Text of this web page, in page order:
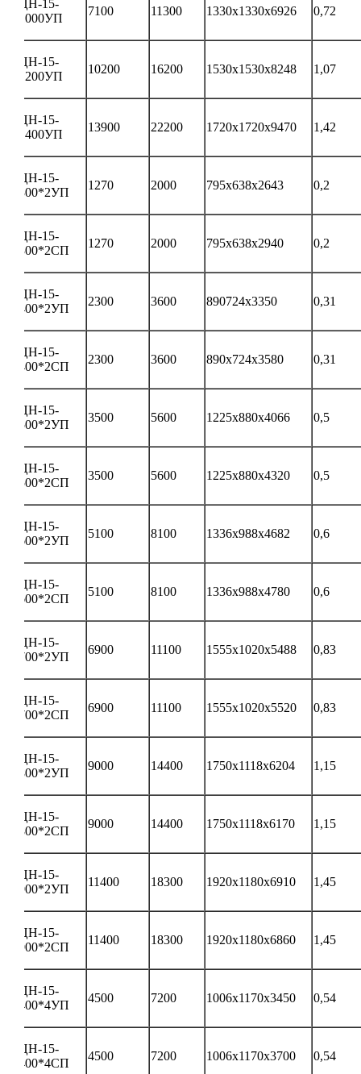
ЦН-15-
1000УП
7100 11300 1330х1330х6926 0,72
ЦН-15-
1200УП
10200 16200 1530х1530х8248 1,07
ЦН-15-
1400УП
13900 22200 1720х1720х9470 1,42
ЦН-15-
300*2УП
1270 2000 795х638х2643 0,2
ЦН-15-
300*2СП
1270 2000 795х638х2940 0,2
ЦН-15-
400*2УП
2300 3600 890724х3350 0,31
ЦН-15-
400*2СП
2300 3600 890х724х3580 0,31
ЦН-15-
500*2УП
3500 5600 1225х880х4066 0,5
ЦН-15-
500*2СП
3500 5600 1225х880х4320 0,5
ЦН-15-
600*2УП
5100 8100 1336х988х4682 0,6
ЦН-15-
600*2СП
5100 8100 1336х988х4780 0,6
ЦН-15-
700*2УП
6900 11100 1555х1020х5488 0,83
ЦН-15-
700*2СП
6900 11100 1555х1020х5520 0,83
ЦН-15-
800*2УП
9000 14400 1750х1118х6204 1,15
ЦН-15-
800*2СП
9000 14400 1750х1118х6170 1,15
ЦН-15-
900*2УП
11400 18300 1920х1180х6910 1,45
ЦН-15-
900*2СП
11400 18300 1920х1180х6860 1,45
ЦН-15-
400*4УП
4500 7200 1006х1170х3450 0,54
ЦН-15-
400*4СП
4500 7200 1006х1170х3700 0,54